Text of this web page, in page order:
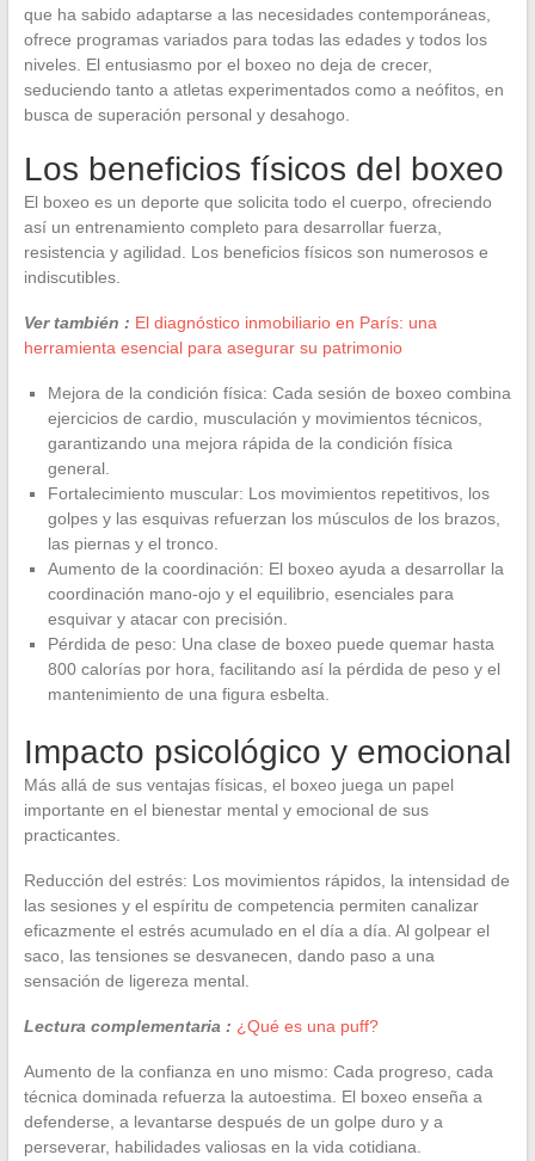
que ha sabido adaptarse a las necesidades contemporáneas,
ofrece programas variados para todas las edades y todos los
niveles. El entusiasmo por el boxeo no deja de crecer,
seduciendo tanto a atletas experimentados como a neófitos, en
busca de superación personal y desahogo.
Los beneficios físicos del boxeo
El boxeo es un deporte que solicita todo el cuerpo, ofreciendo
así un entrenamiento completo para desarrollar fuerza,
resistencia y agilidad. Los beneficios físicos son numerosos e
indiscutibles.
Ver también : El diagnóstico inmobiliario en París: una
herramienta esencial para asegurar su patrimonio
Mejora de la condición física: Cada sesión de boxeo combina
ejercicios de cardio, musculación y movimientos técnicos,
garantizando una mejora rápida de la condición física
general.
Fortalecimiento muscular: Los movimientos repetitivos, los
golpes y las esquivas refuerzan los músculos de los brazos,
las piernas y el tronco.
Aumento de la coordinación: El boxeo ayuda a desarrollar la
coordinación mano-ojo y el equilibrio, esenciales para
esquivar y atacar con precisión.
Pérdida de peso: Una clase de boxeo puede quemar hasta
800 calorías por hora, facilitando así la pérdida de peso y el
mantenimiento de una figura esbelta.
Impacto psicológico y emocional
Más allá de sus ventajas físicas, el boxeo juega un papel
importante en el bienestar mental y emocional de sus
practicantes.
Reducción del estrés: Los movimientos rápidos, la intensidad de
las sesiones y el espíritu de competencia permiten canalizar
eficazmente el estrés acumulado en el día a día. Al golpear el
saco, las tensiones se desvanecen, dando paso a una
sensación de ligereza mental.
Lectura complementaria : ¿Qué es una puff?
Aumento de la confianza en uno mismo: Cada progreso, cada
técnica dominada refuerza la autoestima. El boxeo enseña a
defenderse, a levantarse después de un golpe duro y a
perseverar, habilidades valiosas en la vida cotidiana.